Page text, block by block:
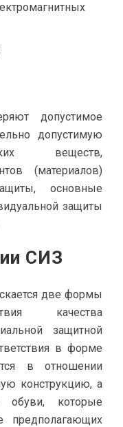
допустимое
допустимую
веществ,
(материалов)
основные
защиты
СИЗ
две формы
качества
защитной
в форме
в отношении
конструкцию, а
которые
предполагающих